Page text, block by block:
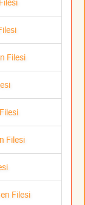
Filesi
Filesi
Filesi